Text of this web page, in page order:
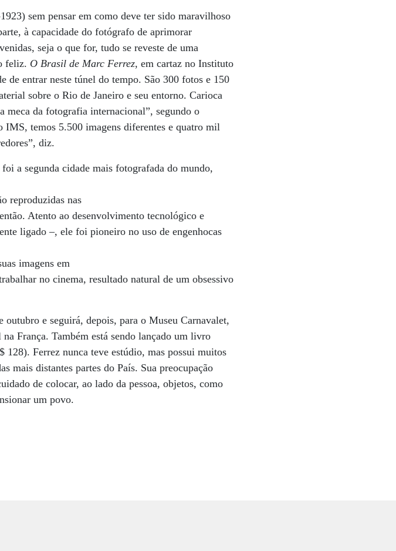
sem pensar em como deve ter sido maravilhoso
à capacidade do fotógrafo de aprimorar
seja o que for, tudo se reveste de uma
feliz. O Brasil de Marc Ferrez, em cartaz no Instituto
de entrar neste túnel do tempo. São 300 fotos e 150
sobre o Rio de Janeiro e seu entorno. Carioca
meca da fotografia internacional”, segundo o
temos 5.500 imagens diferentes e quatro mil
diz.
a segunda cidade mais fotografada do mundo,
reproduzidas nas
Atento ao desenvolvimento tecnológico e
ligado –, ele foi pioneiro no uso de engenhocas
imagens em
no cinema, resultado natural de um obsessivo
e seguirá, depois, para o Museu Carnavalet,
França. Também está sendo lançado um livro
Ferrez nunca teve estúdio, mas possui muitos
mais distantes partes do País. Sua preocupação
de colocar, ao lado da pessoa, objetos, como
um povo.